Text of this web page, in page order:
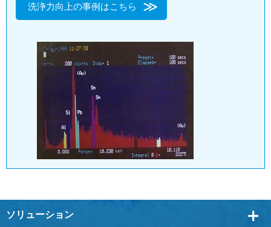
洗浄力向上の事例はこちら
ソリューション